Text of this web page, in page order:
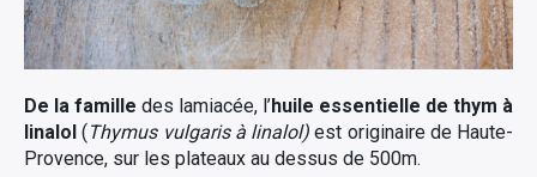
De la famille des lamiacée, l’huile essentielle de thym à
linalol (Thymus vulgaris à linalol)est originaire de Haute-
Provence, sur les plateaux au dessus de 500m.